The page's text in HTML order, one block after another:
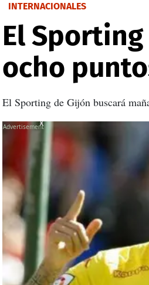
INTERNACIONALES
El
ocho
El Sporting de Gijón buscará
X